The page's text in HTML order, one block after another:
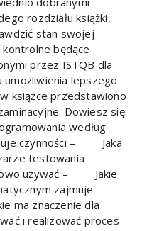
rozdziału książki,
stan swojej
będące
przez ISTQB dla
lepszego
książce przedstawiono
Dowiesz się:
według
czynności – Jaka
testowania
używać – Jakie
zajmuje
ma znaczenie dla
i realizować proces